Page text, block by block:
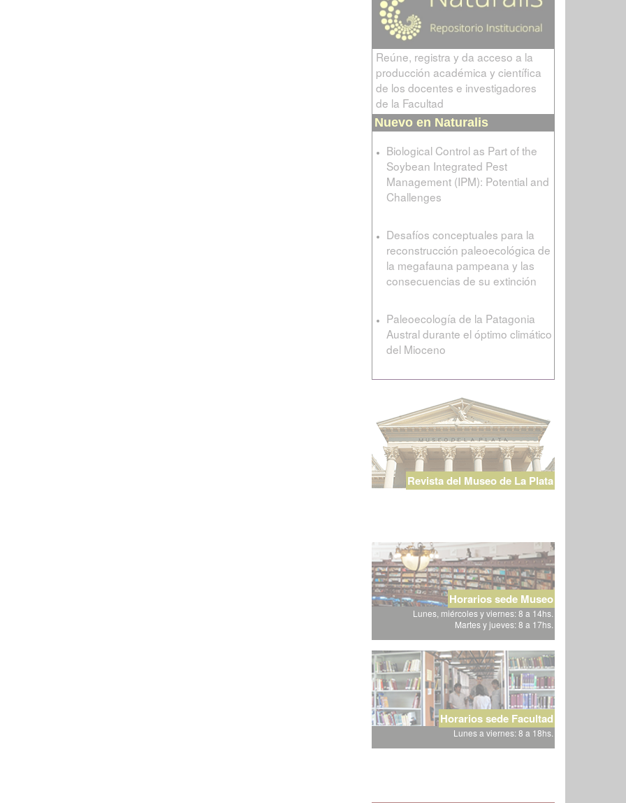
Reúne, registra y da acceso a la
producción académica y científica
de los docentes e investigadores
de la Facultad
Nuevo en Naturalis
Biological Control as Part of the
Soybean Integrated Pest
Management (IPM): Potential and
Challenges
Desafíos conceptuales para la
reconstrucción paleoecológica de
la megafauna pampeana y las
consecuencias de su extinción
Paleoecología de la Patagonia
Austral durante el óptimo climático
del Mioceno
Revista del Museo de La Plata
Horarios sede Museo
Lunes, miércoles y viernes: 8 a 14hs.
Martes y jueves: 8 a 17hs.
Horarios sede Facultad
Lunes a viernes: 8 a 18hs.